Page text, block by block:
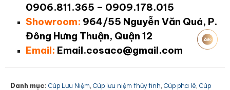
0906.811.365 – 0909.178.015
Showroom: 964/55 Nguyễn Văn Quá, P.
Đông Hưng Thuận, Quận 12
Email: Email.cosaco@gmail.com
Danh mục: Cúp Lưu Niệm Cúp lưu niệm thủy tinh Cúp pha lê Cúp